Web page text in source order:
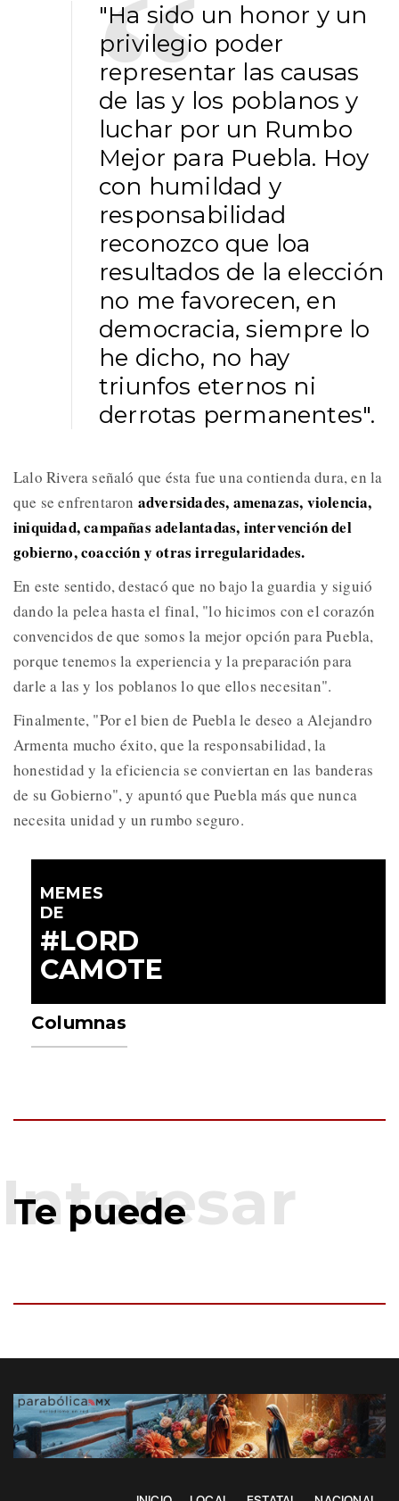
"Ha sido un honor y un
privilegio poder
representar las causas
de las y los poblanos y
luchar por un Rumbo
Mejor para Puebla. Hoy
con humildad y
responsabilidad
reconozco que loa
resultados de la elección
no me favorecen, en
democracia, siempre lo
he dicho, no hay
triunfos eternos ni
derrotas permanentes".
Lalo Rivera señaló que ésta fue una contienda dura, en la
que se enfrentaron adversidades, amenazas, violencia,
iniquidad, campañas adelantadas, intervención del
gobierno, coacción y otras irregularidades.
En este sentido, destacó que no bajo la guardia y siguió
dando la pelea hasta el final, "lo hicimos con el corazón
convencidos de que somos la mejor opción para Puebla,
porque tenemos la experiencia y la preparación para
darle a las y los poblanos lo que ellos necesitan".
Finalmente, "Por el bien de Puebla le deseo a Alejandro
Armenta mucho éxito, que la responsabilidad, la
honestidad y la eficiencia se conviertan en las banderas
de su Gobierno", y apuntó que Puebla más que nunca
necesita unidad y un rumbo seguro.
MEMES
DE
#LORD
CAMOTE
Columnas
Te puede